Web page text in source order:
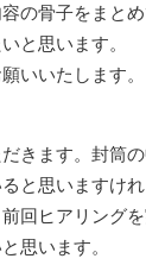
の骨子をまと
と思います。
いいたします。
きます。封筒
と思いますけ
回ヒアリング
思います。